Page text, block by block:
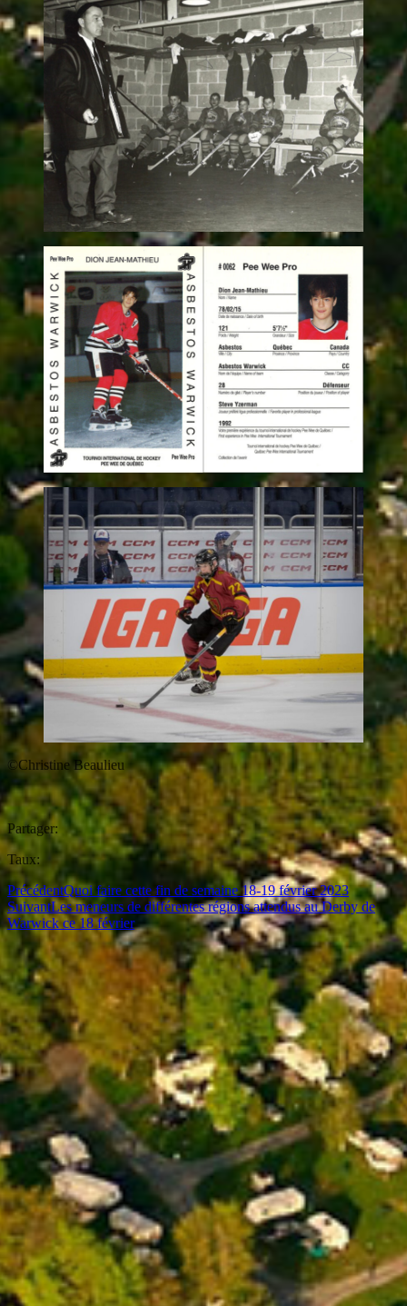
©Christine Beaulieu
Partager:
Taux:
PrécédentQuoi faire cette fin de semaine 18-19 février 2023
SuivantLes meneurs de différentes régions attendus au Derby de
Warwick ce 18 février